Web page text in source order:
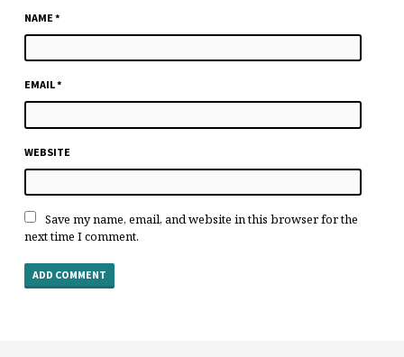
NAME *
EMAIL*
WEBSITE
Save my name, email, and website in this browser for the
next time I comment.